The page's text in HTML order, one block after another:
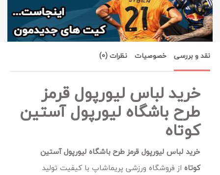
نقد و بررسی خصوصیات نظرات (0)
خرید لباس لیورپول قرمز
طرح باشگاه لیورپول آستین
کوتاه
خرید لباس لیورپول قرمز طرح باشگاه لیورپول آستین
کوتاه از فروشگاه ورزشی پریماشاپ با کیفیت تولید